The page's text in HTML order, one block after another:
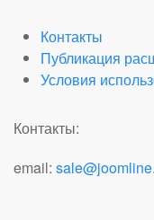
Контакты
Публикация
Условия
Контакты:
email: